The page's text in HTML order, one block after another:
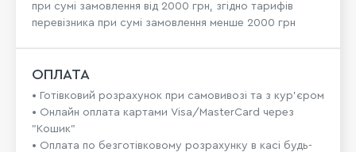
при сумі замовлення від 2000 грн, згідно тарифів
перевізника при сумі замовлення менше 2000 грн
ОПЛАТА
• Готівковий розрахунок при самовивозі та з кур’єром
• Онлайн оплата картами Visa/MasterCard через
"Кошик"
• Оплата по безготівковому розрахунку в касі будь-